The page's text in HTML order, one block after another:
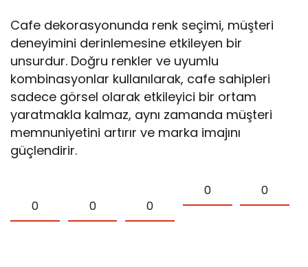
Cafe dekorasyonunda renk seçimi, müşteri
deneyimini derinlemesine etkileyen bir
unsurdur. Doğru renkler ve uyumlu
kombinasyonlar kullanılarak, cafe sahipleri
sadece görsel olarak etkileyici bir ortam
yaratmakla kalmaz, aynı zamanda müşteri
memnuniyetini artırır ve marka imajını
güçlendirir.
0 0 0
0 0